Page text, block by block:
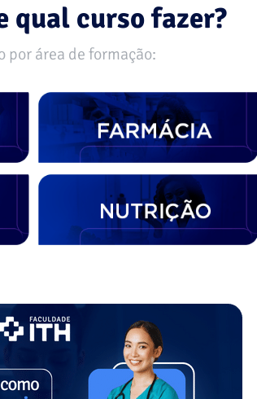
qual curso fazer?
por área de formação: